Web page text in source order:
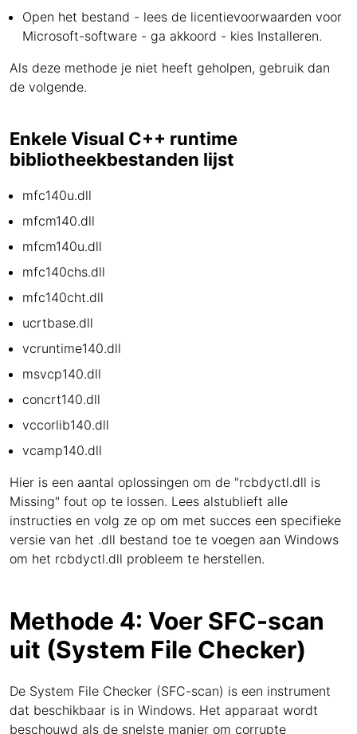
Open het bestand - lees de licentievoorwaarden voor
Microsoft-software - ga akkoord - kies Installeren.
Als deze methode je niet heeft geholpen, gebruik dan
de volgende.
Enkele Visual C++ runtime
bibliotheekbestanden lijst
mfc140u.dll
mfcm140.dll
mfcm140u.dll
mfc140chs.dll
mfc140cht.dll
ucrtbase.dll
vcruntime140.dll
msvcp140.dll
concrt140.dll
vccorlib140.dll
vcamp140.dll
Hier is een aantal oplossingen om de "rcbdyctl.dll is
Missing" fout op te lossen. Lees alstublieft alle
instructies en volg ze op om met succes een specifieke
versie van het .dll bestand toe te voegen aan Windows
om het rcbdyctl.dll probleem te herstellen.
Methode 4: Voer SFC-scan
uit (System File Checker)
De System File Checker (SFC-scan) is een instrument
dat beschikbaar is in Windows. Het apparaat wordt
beschouwd als de snelste manier om corrupte